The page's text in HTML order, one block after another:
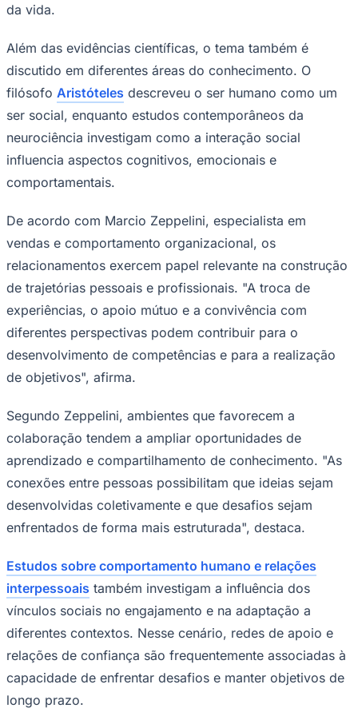
Corinthians
diferentes perspectivas podem contribuir para o
de objetivos", afirma.
Segundo Zeppelini, ambientes que favorecem a
colaboração tendem a ampliar oportunidades de
aprendizado e compartilhamento de conhecimento. "As
conexões entre pessoas possibilitam que ideias sejam
desenvolvidas coletivamente e que desafios sejam
Estudos sobre comportamento humano e relações
interpessoaistambém investigam a influência dos
vínculos sociais no engajamento e na adaptação a
diferentes contextos. Nesse cenário, redes de apoio e
relações de confiança são frequentemente associadas à
capacidade de enfrentar desafios e manter objetivos de
longo prazo.
A discussão sobre relacionamentos tem sido
incorporada a programas dedesenvolvimento
profissional, treinamentos corporativos e iniciativas
voltadas à liderança, reforçando a relevância do tema
para indivíduos e organizações.
Mais informações podem ser acessadas no perfil
profissional de Marcio Zeppelini noLinkedIn.
Website: www.zeppa.com.br
Nota da Redação
Este material tem caráter informativo e foi produzido a partir de
conteúdos de fontes externas e assessorias de imprensa. As
informações e opiniões são de responsabilidade de suas respectivas
fontes.